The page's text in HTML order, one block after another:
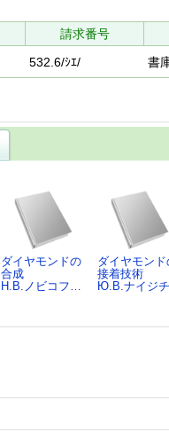
請求番号
532.6/ｼｴ/ 書
ダイヤモンドの
合成
Н.В.ノビコフ…
ダイヤモンド
接着技術
Ю.В.ナイジ